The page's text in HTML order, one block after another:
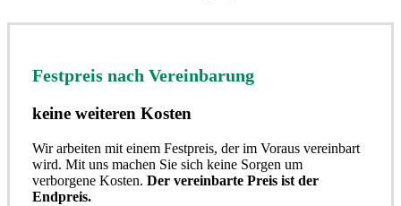
Festpreis nach Vereinbarung
keine weiteren Kosten
Wir arbeiten mit einem Festpreis, der im Voraus vereinbart
wird. Mit uns machen Sie sich keine Sorgen um
verborgene Kosten. Der vereinbarte Preis ist der
Endpreis.